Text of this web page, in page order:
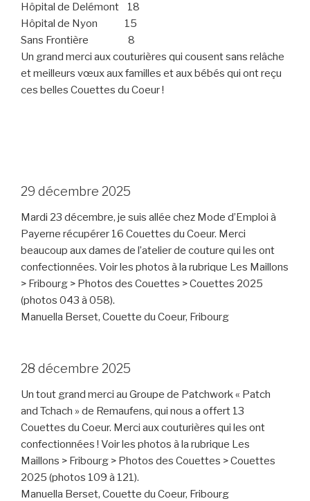
Hôpital de Delémont 18
Hôpital de Nyon 15
Sans Frontière 8
Un grand merci aux couturières qui cousent sans relâche
et meilleurs vœux aux familles et aux bébés qui ont reçu
ces belles Couettes du Coeur !
29 décembre 2025
Mardi 23 décembre, je suis allée chez Mode d’Emploi à
Payerne récupérer 16 Couettes du Coeur. Merci
beaucoup aux dames de l’atelier de couture qui les ont
confectionnées. Voir les photos à la rubrique Les Maillons
> Fribourg > Photos des Couettes > Couettes 2025
(photos 043 à 058).
Manuella Berset, Couette du Coeur, Fribourg
28 décembre 2025
Un tout grand merci au Groupe de Patchwork « Patch
and Tchach » de Remaufens, qui nous a offert 13
Couettes du Coeur. Merci aux couturières qui les ont
confectionnées ! Voir les photos à la rubrique Les
Maillons > Fribourg > Photos des Couettes > Couettes
2025 (photos 109 à 121).
Manuella Berset, Couette du Coeur, Fribourg